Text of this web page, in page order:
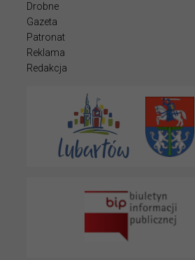
Drobne
Gazeta
Patronat
Reklama
Redakcja